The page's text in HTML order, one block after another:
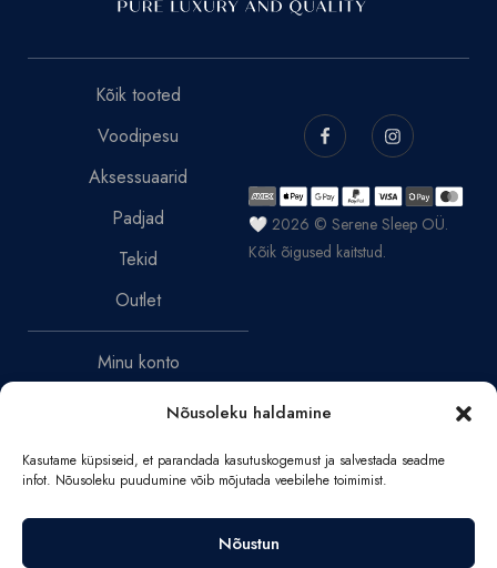
Nõusoleku haldamine
Kasutame küpsiseid, et parandada kasutuskogemust ja salvestada seadme
infot. Nõusoleku puudumine võib mõjutada veebilehe toimimist.
Nõustun
Kõik tooted
Voodipesu
Aksessuaarid
Padjad
Tekid
Outlet
Minu konto
Müügitingimused
Privaatsuspoliitika
Narva mnt 46-2, 10150,
🤍 2026 © Serene Sleep OÜ.
Kõik õigused kaitstud.